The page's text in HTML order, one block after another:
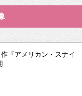
『アメリカン・スナイ